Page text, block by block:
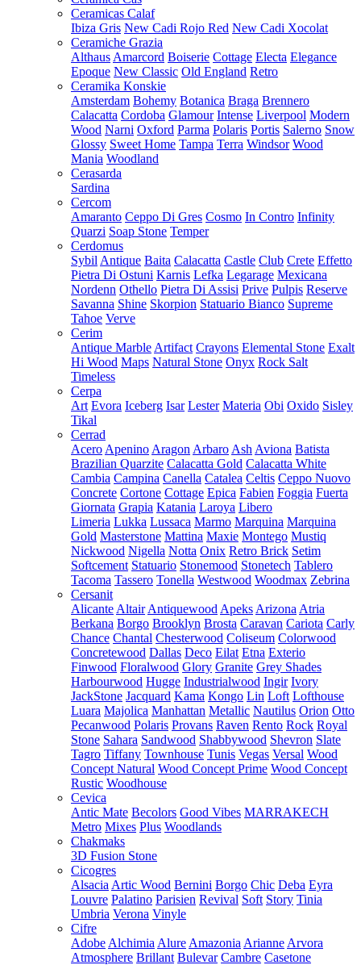
Ceramicas Calaf
Ibiza Gris New Cadi Rojo Red New Cadi Xocolat
Ceramiche Grazia
Althaus Amarcord Boiserie Cottage Electa Elegance
Epoque New Classic Old England Retro
Ceramika Konskie
Amsterdam Bohemy Botanica Braga Brennero
Calacatta Cordoba Glamour Intense Liverpool Modern
Wood Narni Oxford Parma Polaris Portis Salerno Snow
Glossy Sweet Home Tampa Terra Windsor Wood
Mania Woodland
Cerasarda
Sardina
Cercom
Amaranto Ceppo Di Gres Cosmo In Contro Infinity
Quarzi Soap Stone Temper
Cerdomus
Sybil Antique Baita Calacatta Castle Club Crete Effetto
Pietra Di Ostuni Karnis Lefka Legarage Mexicana
Nordenn Othello Pietra Di Assisi Prive Pulpis Reserve
Savanna Shine Skorpion Statuario Bianco Supreme
Tahoe Verve
Cerim
Antique Marble Artifact Crayons Elemental Stone Exalt
Hi Wood Maps Natural Stone Onyx Rock Salt
Timeless
Cerpa
Art Evora Iceberg Isar Lester Materia Obi Oxido Sisley
Tikal
Cerrad
Acero Apenino Aragon Arbaro Ash Aviona Batista
Brazilian Quarzite Calacatta Gold Calacatta White
Cambia Campina Canella Catalea Celtis Ceppo Nuovo
Concrete Cortone Cottage Epica Fabien Foggia Fuerta
Giornata Grapia Katania Laroya Libero
Limeria Lukka Lussaca Marmo Marquina Marquina
Gold Masterstone Mattina Maxie Montego Mustiq
Nickwood Nigella Notta Onix Retro Brick Setim
Softcement Statuario Stonemood Stonetech Tablero
Tacoma Tassero Tonella Westwood Woodmax Zebrina
Cersanit
Alicante Altair Antiquewood Apeks Arizona Atria
Berkana Borgo Brooklyn Brosta Caravan Cariota Carly
Chance Chantal Chesterwood Coliseum Colorwood
Concretewood Dallas Deco Eilat Etna Exterio
Finwood Floralwood Glory Granite Grey Shades
Harbourwood Hugge Industrialwood Ingir Ivory
JackStone Jacquard Kama Kongo Lin Loft Lofthouse
Luara Majolica Manhattan Metallic Nautilus Orion Otto
Pecanwood Polaris Provans Raven Rento Rock Royal
Stone Sahara Sandwood Shabbywood Shevron Slate
Tagro Tiffany Townhouse Tunis Vegas Versal Wood
Concept Natural Wood Concept Prime Wood Concept
Rustic Woodhouse
Cevica
Antic Mate Becolors Good Vibes MARRAKECH
Metro Mixes Plus Woodlands
Chakmaks
3D Fusion Stone
Cicogres
Alsacia Artic Wood Bernini Borgo Chic Deba Eyra
Louvre Palatino Parisien Revival Soft Story Tinia
Umbria Verona Vinyle
Cifre
Adobe Alchimia Alure Amazonia Arianne Arvora
Atmosphere Brillant Bulevar Cambre Casetone